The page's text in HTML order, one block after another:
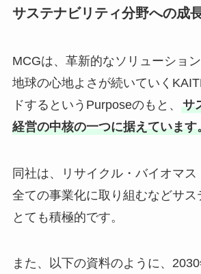
サステナビリティ分野への成
MCGは、革新的なソリューション
地球の心地よさが続いていく
ドするというPurposeのもと、 サ
経営の中核の一つに据えています
同社は、リサイクル・バイオマス
全ての事業化に取り組むなどサス
とても積極的です。
また、以下の資料のように、